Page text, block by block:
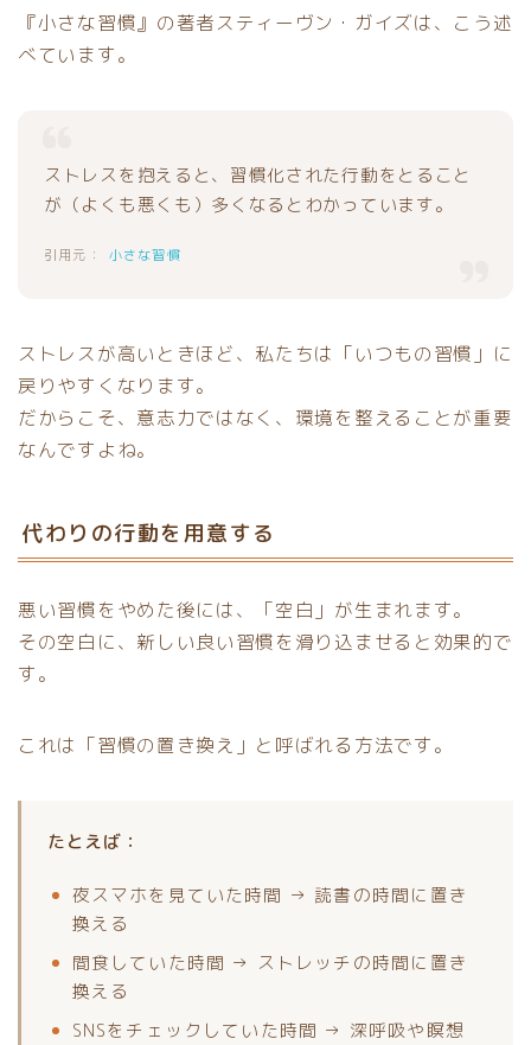
『小さな習慣』の著者スティーヴン・ガイズは、こう述
べています。
ストレスを抱えると、習慣化された行動をとること
が（よくも悪くも）多くなるとわかっています。
小さな習慣
ストレスが高いときほど、私たちは「いつもの習慣」に
戻りやすくなります。
だからこそ、意志力ではなく、環境を整えることが重要
なんですよね。
代わりの行動を用意する
悪い習慣をやめた後には、「空白」が生まれます。
その空白に、新しい良い習慣を滑り込ませると効果的で
す。
これは「習慣の置き換え」と呼ばれる方法です。
たとえば：
夜スマホを見ていた時間 → 読書の時間に置き
換える
間食していた時間 → ストレッチの時間に置き
換える
SNSをチェックしていた時間 → 深呼吸や瞑想